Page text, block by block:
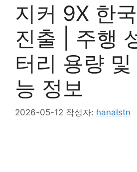
지커 9X 한
진출 | 주행
터리 용량 및
능 정보
2026-05-12 작성자: hanalstn